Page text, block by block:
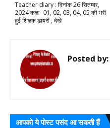
Teacher diary : दिनांक 26 सितम्बर,
2024 कक्षा- 01, 02, 03, 04, 05 की भरी
हुई शिक्षक डायरी , देखें
Posted by:
आपको ये पोस्ट पसंद आ सकती हैं